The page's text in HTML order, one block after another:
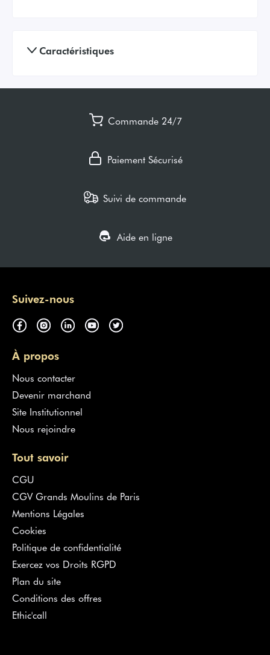
Caractéristiques
Commande 24/7
Paiement Sécurisé
Suivi de commande
Aide en ligne
Suivez-nous
À propos
Nous contacter
Devenir marchand
Site Institutionnel
Nous rejoindre
Tout savoir
CGU
CGV Grands Moulins de Paris
Mentions Légales
Cookies
Politique de confidentialité
Exercez vos Droits RGPD
Plan du site
Conditions des offres
Ethic'call